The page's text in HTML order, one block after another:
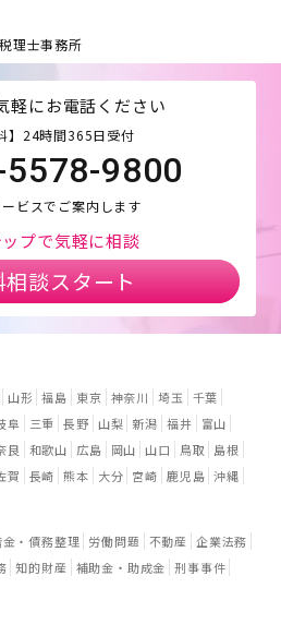
理士事務所
軽にお電話ください
】24時間365日受付
9800
ビスでご案内します
プで気軽に相談
相談スタート
山形 福島 東京 神奈川 埼玉
千葉
阜 三重 長野 山梨 新潟 福井
富山
良 和歌山 広島 岡山 山口 鳥取
島根
賀 長崎 熊本 大分 宮崎 鹿児島 沖縄
金・債務整理 労働問題 不動産 企業法務
知的財産 補助金・助成金 刑事事件